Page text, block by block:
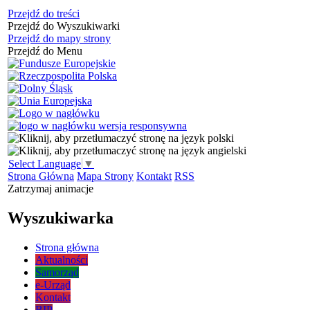
Przejdź do treści
Przejdź do Wyszukiwarki
Przejdź do mapy strony
Przejdź do Menu
Select Language ▼
Strona Główna Mapa Strony Kontakt RSS
Zatrzymaj animacje
Wyszukiwarka
Strona główna
Aktualności
Samorząd
e-Urząd
Kontakt